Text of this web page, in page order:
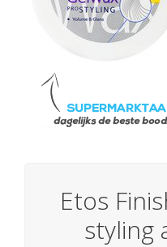
Etos
styling